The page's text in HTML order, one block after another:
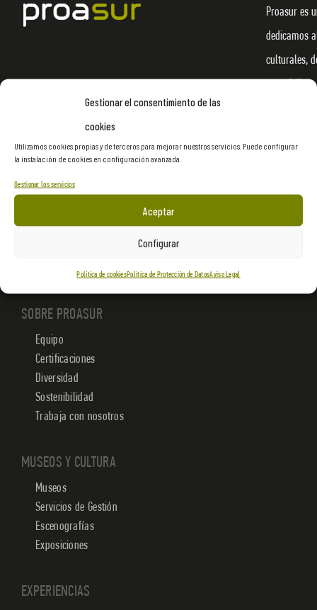
Gestionar el consentimiento de las
cookies
Utilizamos cookies propias y de terceros para mejorar nuestros servicios. Puede configurar
la instalación de cookies en configuración avanzada.
Gestionar los servicios
Aceptar
Configurar
Política de cookiesPolítica de Protección de DatosAviso Legal
Proasur es
dedicamos
culturales,
SOBRE PROASUR
Equipo
Certificaciones
Diversidad
Sostenibilidad
Trabaja con nosotros
MUSEOS Y CULTURA
Museos
Servicios de Gestión
Escenografías
Exposiciones
EXPERIENCIAS